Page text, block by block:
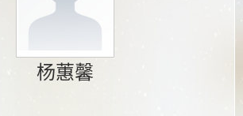
杨蕙馨